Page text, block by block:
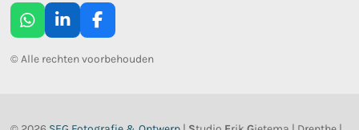
W
h
a
p
L
i
n
I
F
a
c
o
©Alle rechten voorbehouden